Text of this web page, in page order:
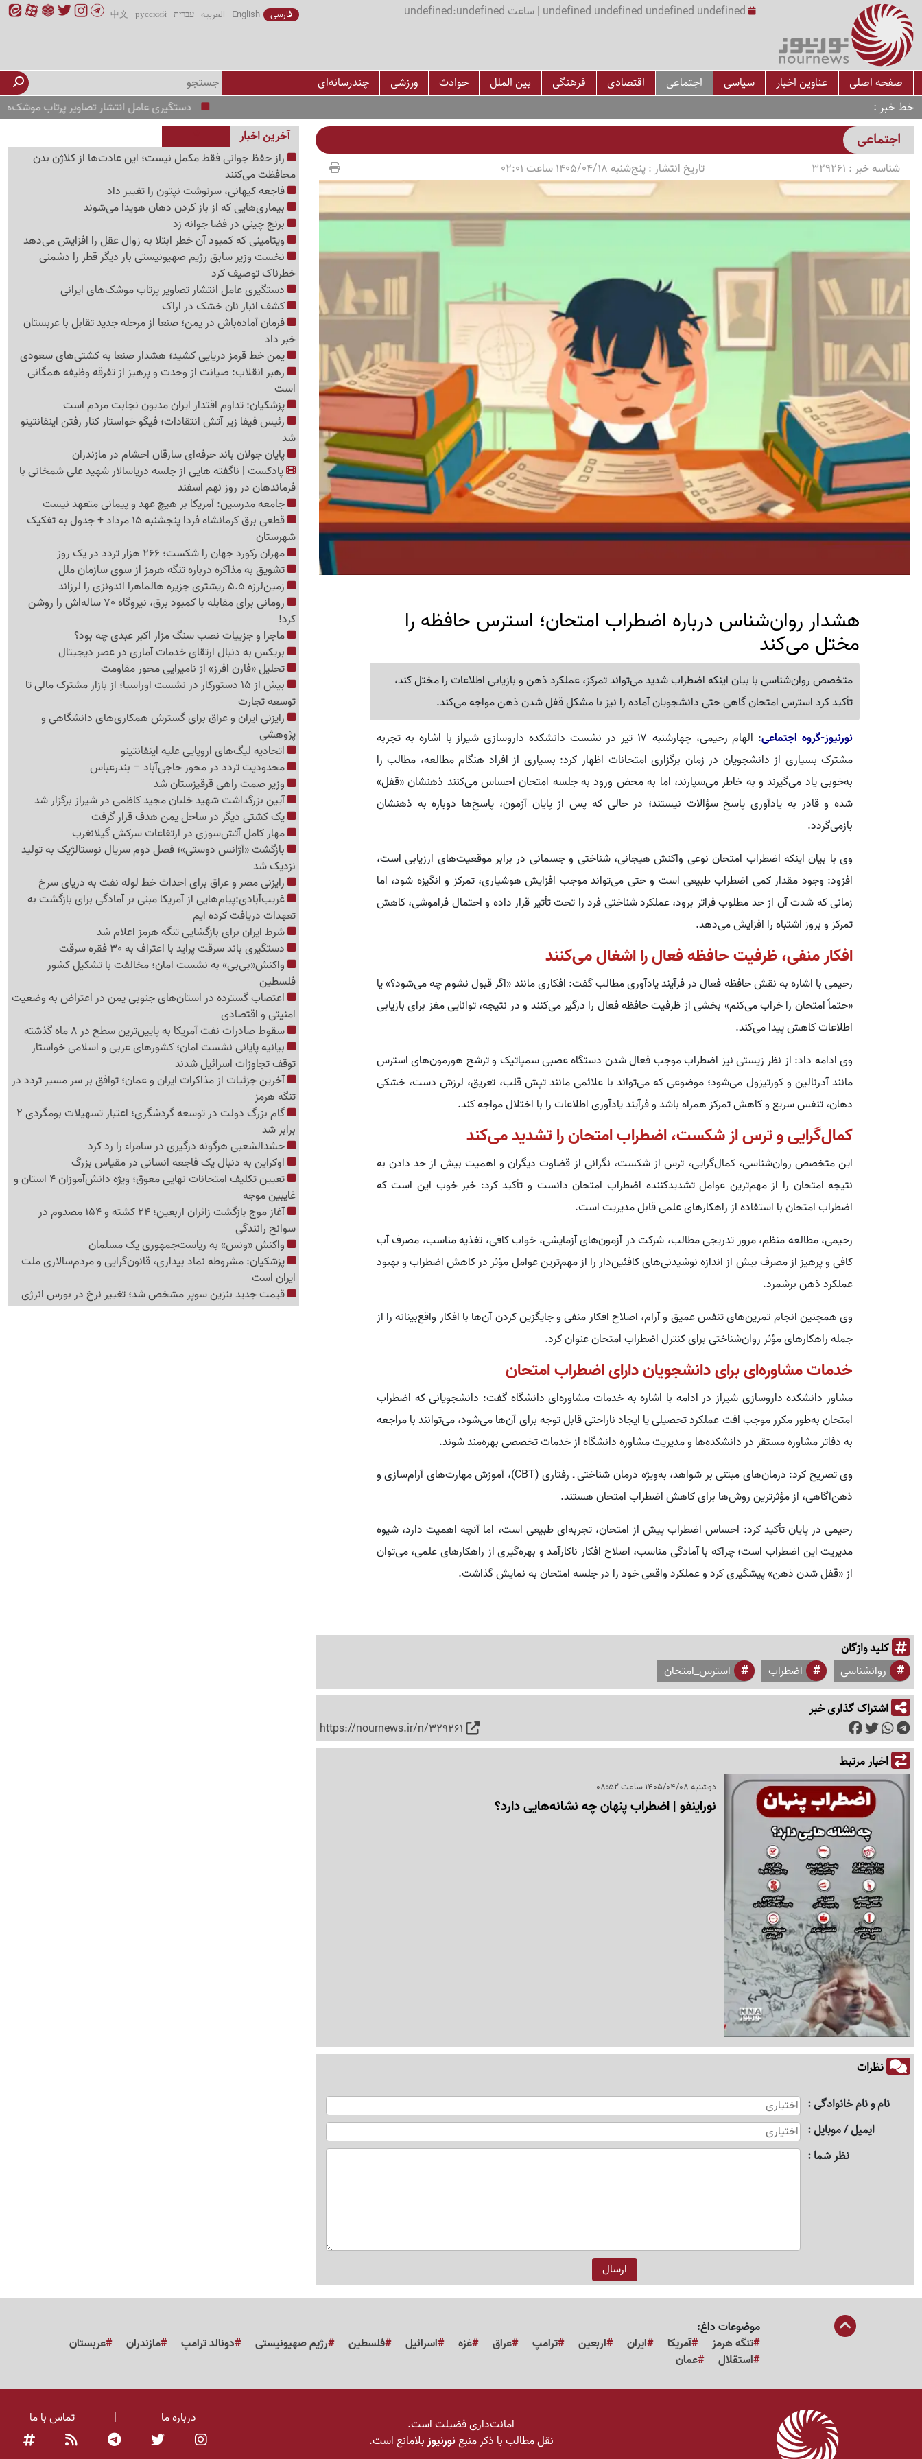
undefined undefined undefined undefined | ساعت undefined:undefined فارسی English العربیه עברית русский
中文
صفحه اصلی عناوین اخبار سیاسی اجتماعی اقتصادی فرهنگی بین الملل حوادث ورزشی
چندرسانه‌ای
خط خبر
دستگیری عامل انتشار تصاویر پرتاب موشک‌های ایرانی
اجتماعی
شناسه خبر : 329261 تاریخ انتشار :پنج‌شنبه 1405/04/18 ساعت 02:01
هشدار روان‌شناس درباره اضطراب امتحان؛ استرس حافظه را
مختل می‌کند
متخصص روان‌شناسی با بیان اینکه اضطراب شدید می‌تواند تمرکز، عملکرد ذهن و بازیابی اطلاعات را مختل کند،
تأکید کرد استرس امتحان گاهی حتی دانشجویان آماده را نیز با مشکل قفل شدن ذهن مواجه می‌کند.
نورنیوز-گروه اجتماعی
: الهام رحیمی، چهارشنبه ۱۷ تیر در نشست دانشکده داروسازی شیراز با اشاره به تجربه
مشترک بسیاری از دانشجویان در زمان برگزاری امتحانات اظهار کرد: بسیاری از افراد هنگام مطالعه، مطالب را
به‌خوبی یاد می‌گیرند و به خاطر می‌سپارند، اما به محض ورود به جلسه امتحان احساس می‌کنند ذهنشان «قفل»
شده و قادر به یادآوری پاسخ سؤالات نیستند؛ در حالی که پس از پایان آزمون، پاسخ‌ها دوباره به ذهنشان
بازمی‌گردد.
وی با بیان اینکه اضطراب امتحان نوعی واکنش هیجانی، شناختی و جسمانی در برابر موقعیت‌های ارزیابی است،
افزود: وجود مقدار کمی اضطراب طبیعی است و حتی می‌تواند موجب افزایش هوشیاری، تمرکز و انگیزه شود، اما
زمانی که شدت آن از حد مطلوب فراتر برود، عملکرد شناختی فرد را تحت تأثیر قرار داده و احتمال فراموشی، کاهش
تمرکز و بروز اشتباه را افزایش می‌دهد.
افکار منفی، ظرفیت حافظه فعال را اشغال می‌کنند
رحیمی با اشاره به نقش حافظه فعال در فرآیند یادآوری مطالب گفت: افکاری مانند «اگر قبول نشوم چه می‌شود؟» یا
«حتماً امتحان را خراب می‌کنم» بخشی از ظرفیت حافظه فعال را درگیر می‌کنند و در نتیجه، توانایی مغز برای بازیابی
اطلاعات کاهش پیدا می‌کند.
وی ادامه داد: از نظر زیستی نیز اضطراب موجب فعال شدن دستگاه عصبی سمپاتیک و ترشح هورمون‌های استرس
مانند آدرنالین و کورتیزول می‌شود؛ موضوعی که می‌تواند با علائمی مانند تپش قلب، تعریق، لرزش دست، خشکی
دهان، تنفس سریع و کاهش تمرکز همراه باشد و فرآیند یادآوری اطلاعات را با اختلال مواجه کند.
کمال‌گرایی و ترس از شکست، اضطراب امتحان را تشدید می‌کند
این متخصص روان‌شناسی، کمال‌گرایی، ترس از شکست، نگرانی از قضاوت دیگران و اهمیت بیش از حد دادن به
نتیجه امتحان را از مهم‌ترین عوامل تشدیدکننده اضطراب امتحان دانست و تأکید کرد: خبر خوب این است که
اضطراب امتحان با استفاده از راهکارهای علمی قابل مدیریت است.
رحیمی، مطالعه منظم، مرور تدریجی مطالب، شرکت در آزمون‌های آزمایشی، خواب کافی، تغذیه مناسب، مصرف آب
کافی و پرهیز از مصرف بیش از اندازه نوشیدنی‌های کافئین‌دار را از مهم‌ترین عوامل مؤثر در کاهش اضطراب و بهبود
عملکرد ذهن برشمرد.
وی همچنین انجام تمرین‌های تنفس عمیق و آرام، اصلاح افکار منفی و جایگزین کردن آن‌ها با افکار واقع‌بینانه را از
جمله راهکارهای مؤثر روان‌شناختی برای کنترل اضطراب امتحان عنوان کرد.
خدمات مشاوره‌ای برای دانشجویان دارای اضطراب امتحان
مشاور دانشکده داروسازی شیراز در ادامه با اشاره به خدمات مشاوره‌ای دانشگاه گفت: دانشجویانی که اضطراب
امتحان به‌طور مکرر موجب افت عملکرد تحصیلی یا ایجاد ناراحتی قابل توجه برای آن‌ها می‌شود، می‌توانند با مراجعه
به دفاتر مشاوره مستقر در دانشکده‌ها و مدیریت مشاوره دانشگاه از خدمات تخصصی بهره‌مند شوند.
وی تصریح کرد: درمان‌های مبتنی بر شواهد، به‌ویژه درمان شناختی ـ رفتاری (CBT)، آموزش مهارت‌های آرام‌سازی و
ذهن‌آگاهی، از مؤثرترین روش‌ها برای کاهش اضطراب امتحان هستند.
رحیمی در پایان تأکید کرد: احساس اضطراب پیش از امتحان، تجربه‌ای طبیعی است، اما آنچه اهمیت دارد، شیوه
مدیریت این اضطراب است؛ چراکه با آمادگی مناسب، اصلاح افکار ناکارآمد و بهره‌گیری از راهکارهای علمی، می‌توان
از «قفل شدن ذهن» پیشگیری کرد و عملکرد واقعی خود را در جلسه امتحان به نمایش گذاشت.
کلید واژگان
روانشناسی اضطراب استرس_امتحان
اشتراک گذاری خبر
https://nournews.ir/n/329261
اخبار مرتبط
دوشنبه 1405/04/08 ساعت 08:52
نوراینفو | اضطراب پنهان چه نشانه‌هایی دارد؟
نظرات
نام و نام خانوادگی
ایمیل / موبایل
نظر شما
آخرین اخبار
راز حفظ جوانی فقط مکمل نیست؛ این عادت‌ها از کلاژن بدن
محافظت می‌کنند
فاجعه کیهانی، سرنوشت نپتون را تغییر داد
بیماری‌هایی که از باز کردن دهان هویدا می‌شوند
برنج چینی در فضا جوانه زد
ویتامینی که کمبود آن خطر ابتلا به زوال عقل را افزایش می‌دهد
نخست وزیر سابق رژیم صهیونیستی بار دیگر قطر را دشمنی
خطرناک توصیف کرد
دستگیری عامل انتشار تصاویر پرتاب موشک‌های ایرانی
کشف انبار نان خشک در اراک
فرمان آماده‌باش در یمن؛ صنعا از مرحله جدید تقابل با عربستان
خبر داد
یمن خط قرمز دریایی کشید؛ هشدار صنعا به کشتی‌های سعودی
رهبر انقلاب: صیانت از وحدت و پرهیز از تفرقه وظیفه همگانی
است
پزشکیان: تداوم اقتدار ایران مدیون نجابت مردم است
رئیس فیفا زیر آتش انتقادات؛ فیگو خواستار کنار رفتن اینفانتینو
شد
پایان جولان باند حرفه‌ای سارقان احشام در مازندران
پادکست | ناگفته هایی از جلسه دریاسالار شهید علی شمخانی با
فرماندهان در روز نهم اسفند
جامعه مدرسین: آمریکا بر هیچ عهد و پیمانی متعهد نیست
قطعی برق کرمانشاه فردا پنجشنبه 15 مرداد + جدول به تفکیک
شهرستان
مهران رکورد جهان را شکست؛ 266 هزار تردد در یک روز
تشویق به مذاکره درباره تنگه هرمز از سوی سازمان ملل
زمین‌لرزه 5.5 ریشتری جزیره هالماهرا اندونزی را لرزاند
رومانی برای مقابله با کمبود برق، نیروگاه 70 ساله‌اش را روشن
کرد!
ماجرا و جزییات نصب سنگ مزار اکبر عبدی چه بود؟
بریکس به دنبال ارتقای خدمات آماری در عصر دیجیتال
تحلیل «فارن افرز» از نامیرایی محور مقاومت
بیش از 15 دستورکار در نشست اوراسیا؛ از بازار مشترک مالی تا
توسعه تجارت
رایزنی ایران و عراق برای گسترش همکاری‌های دانشگاهی و
پژوهشی
اتحادیه لیگ‌های اروپایی علیه اینفانتینو
محدودیت تردد در محور حاجی‌آباد – بندرعباس
وزیر صمت راهی قرقیزستان شد
آیین بزرگداشت شهید خلبان مجید کاظمی در شیراز برگزار شد
یک کشتی دیگر در ساحل یمن هدف قرار گرفت
مهار کامل آتش‌سوزی در ارتفاعات سرکش گیلانغرب
بازگشت «آژانس دوستی»؛ فصل دوم سریال نوستالژیک به تولید
نزدیک شد
رایزنی مصر و عراق برای احداث خط لوله نفت به دریای سرخ
غریب‌آبادی:پیام‌هایی از آمریکا مبنی بر آمادگی برای بازگشت به
تعهدات دریافت کرده ایم
شرط ایران برای بازگشایی تنگه هرمز اعلام شد
دستگیری باند سرقت پراید با اعتراف به 30 فقره سرقت
واکنش«بی‌بی» به نشست امان؛ مخالفت با تشکیل کشور
فلسطین
اعتصاب گسترده در استان‌های جنوبی یمن در اعتراض به وضعیت
امنیتی و اقتصادی
سقوط صادرات نفت آمریکا به پایین‌ترین سطح در 8 ماه گذشته
بیانیه پایانی نشست امان؛ کشورهای عربی و اسلامی خواستار
توقف تجاوزات اسرائیل شدند
آخرین جزئیات از مذاکرات ایران و عمان؛ توافق بر سر مسیر تردد در
تنگه هرمز
گام بزرگ دولت در توسعه گردشگری؛ اعتبار تسهیلات بومگردی 2
برابر شد
حشدالشعبی هرگونه درگیری در سامراء را رد کرد
اوکراین به دنبال یک فاجعه انسانی در مقیاس بزرگ
تعیین تکلیف امتحانات نهایی معوق؛ ویژه دانش‌آموزان 4 استان و
غایبین موجه
آغاز موج بازگشت زائران اربعین؛ 24 کشته و 154 مصدوم در
سوانح رانندگی
واکنش «ونس» به ریاست‌جمهوری یک مسلمان
پزشکیان: مشروطه نماد بیداری، قانون‌گرایی و مردم‌سالاری ملت
ایران است
قیمت جدید بنزین سوپر مشخص شد؛ تغییر نرخ در بورس انرژی
موضوعات داغ:
تنگه هرمز
آمریکا ایران اربعین ترامپ عراق غزه اسرائیل فلسطین رژیم صهیونیستی دونالد ترامپ مازندران
عربستان
استقلال
عمان
امانت‌داری فضیلت است.
نقل مطالب با ذکر منبعنورنیوزبلامانع است.
درباره ما | تماس با ما